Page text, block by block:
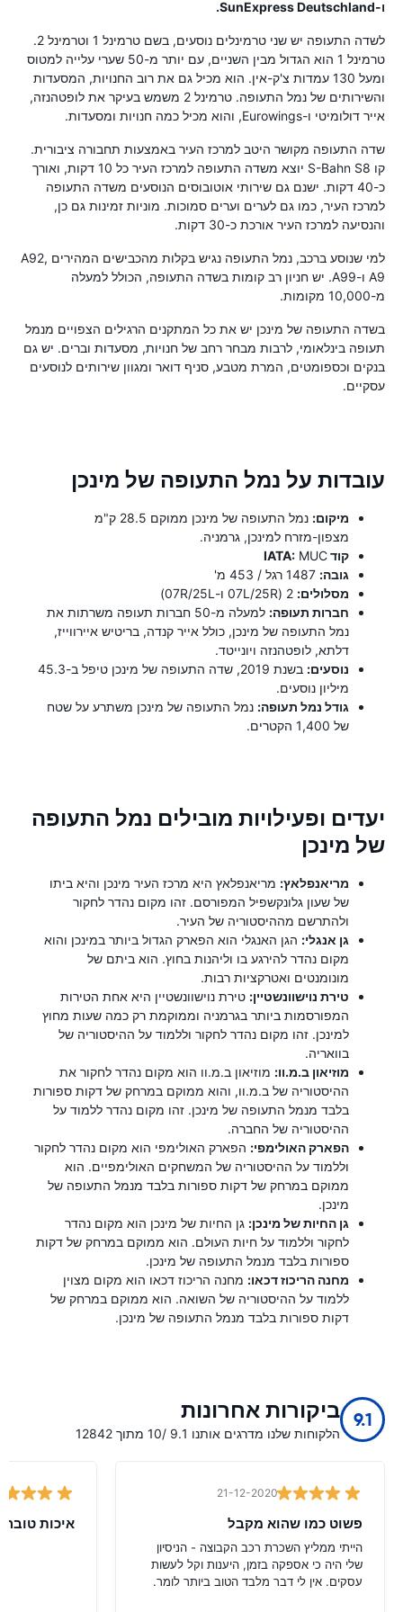
ו-SunExpress Deutschland.
לשדה התעופה יש שני טרמינלים נוסעים, בשם טרמינל 1 וטרמינל 2.
טרמינל 1 הוא הגדול מבין השניים, עם יותר מ-50 שערי עלייה למטוס
ומעל 130 עמדות צ'ק-אין. הוא מכיל גם את רוב החנויות, המסעדות
והשירותים של נמל התעופה. טרמינל 2 משמש בעיקר את לופטהנזה,
אייר דולומיטי ו-Eurowings, והוא מכיל כמה חנויות ומסעדות.
שדה התעופה מקושר היטב למרכז העיר באמצעות תחבורה ציבורית.
קו S-Bahn S8 יוצא משדה התעופה למרכז העיר כל 10 דקות, ואורך
כ-40 דקות. ישנם גם שירותי אוטובוסים הנוסעים משדה התעופה
למרכז העיר, כמו גם לערים וערים סמוכות. מוניות זמינות גם כן,
והנסיעה למרכז העיר אורכת כ-30 דקות.
למי שנוסע ברכב, נמל התעופה נגיש בקלות מהכבישים המהירים A92,
A9 ו-A99. יש חניון רב קומות בשדה התעופה, הכולל למעלה
מ-10,000 מקומות.
בשדה התעופה של מינכן יש את כל המתקנים הרגילים הצפויים מנמל
תעופה בינלאומי, לרבות מבחר רחב של חנויות, מסעדות וברים. יש גם
בנקים וכספומטים, המרת מטבע, סניף דואר ומגוון שירותים לנוסעים
עסקיים.
עובדות על נמל התעופה של מינכן
מיקום:
נמל התעופה של מינכן ממוקם 28.5 ק"מ
מצפון-מזרח למינכן, גרמניה.
קוד IATA:MUC
גובה:
מסלולים:
חברות תעופה:
למעלה מ-50 חברות תעופה משרתות את
נמל התעופה של מינכן, כולל אייר קנדה, בריטיש איירווייז,
דלתא, לופטהנזה ויונייטד.
נוסעים:
בשנת 2019, שדה התעופה של מינכן טיפל ב-45.3
מיליון נוסעים.
גודל נמל תעופה: נמל התעופה של מינכן משתרע על שטח
של 1,400 הקטרים.
יעדים ופעילויות מובילים נמל התעופה
של מינכן
מריאנפלאץ: מריאנפלאץ היא מרכז העיר מינכן והיא ביתו
של שעון גלונקשפיל המפורסם. זהו מקום נהדר לחקור
ולהתרשם מההיסטוריה של העיר.
גן אנגלי: הגן האנגלי הוא הפארק הגדול ביותר במינכן והוא
מקום נהדר להירגע בו וליהנות בחוץ. הוא ביתם של
מונומנטים ואטרקציות רבות.
טירת נוישוונשטיין: טירת נוישוונשטיין היא אחת הטירות
המפורסמות ביותר בגרמניה וממוקמת רק כמה שעות מחוץ
למינכן. זהו מקום נהדר לחקור וללמוד על ההיסטוריה של
בוואריה.
מוזיאון ב.מ.וו: מוזיאון ב.מ.וו הוא מקום נהדר לחקור את
ההיסטוריה של ב.מ.וו, והוא ממוקם במרחק של דקות ספורות
בלבד מנמל התעופה של מינכן. זהו מקום נהדר ללמוד על
ההיסטוריה של החברה.
הפארק האולימפי: הפארק האולימפי הוא מקום נהדר לחקור
וללמוד על ההיסטוריה של המשחקים האולימפיים. הוא
ממוקם במרחק של דקות ספורות בלבד מנמל התעופה של
מינכן.
גן החיות של מינכן: גן החיות של מינכן הוא מקום נהדר
לחקור וללמוד על חיות העולם. הוא ממוקם במרחק של דקות
ספורות בלבד מנמל התעופה של מינכן.
מחנה הריכוז דכאו: מחנה הריכוז דכאו הוא מקום מצוין
ללמוד על ההיסטוריה של השואה. הוא ממוקם במרחק של
דקות ספורות בלבד מנמל התעופה של מינכן.
9.1 ביקורות אחרונות
הלקוחות שלנו מדרגים אותנו 9.1 /10 מתוך 12842
21-12-2020
פשוט כמו שהוא מקבל
הייתי ממליץ השכרת רכב הקבוצה - הניסיון
שלי היה כי אספקה ​​בזמן, היענות וקל לעשות
עסקים. אין לי דבר מלבד הטוב ביותר לומר.
איכות טובה